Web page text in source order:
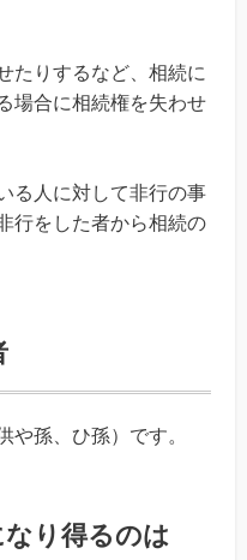
たりするなど、相続に
場合に相続権を失わせ
る人に対して非行の事
行をした者から相続の
や孫、ひ孫）です。
なり得るのは